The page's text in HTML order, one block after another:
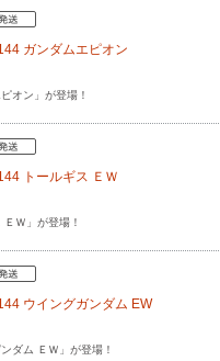
ガンダムエピオン
オン」が登場！
トールギス ＥＷ
Ｗ」が登場！
ウイングガンダム EW
ダム ＥＷ」が登場！